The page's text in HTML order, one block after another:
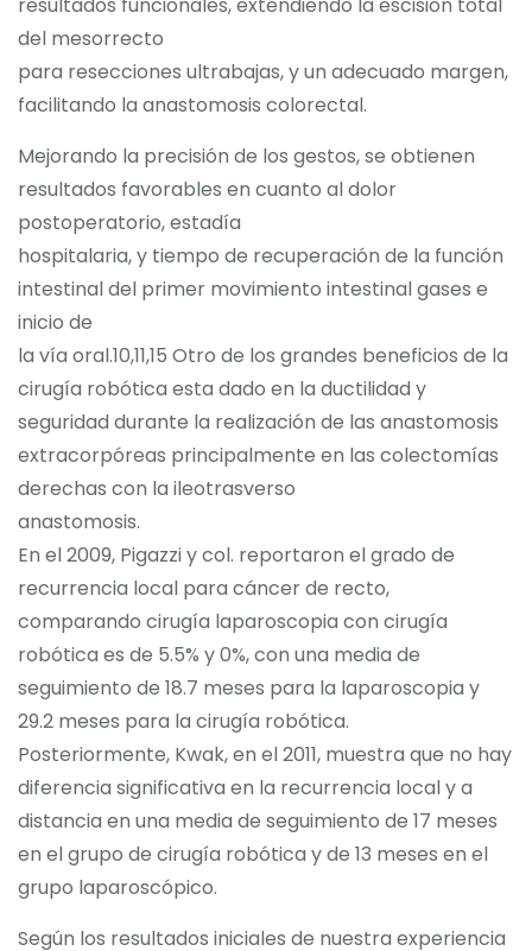
del mesorrecto
para resecciones ultrabajas, y un adecuado margen,
facilitando la anastomosis colorectal.
Mejorando la precisión de los gestos, se obtienen
resultados favorables en cuanto al dolor
postoperatorio, estadía
hospitalaria, y tiempo de recuperación de la función
intestinal del primer movimiento intestinal gases e
inicio de
la vía oral.10,11,15 Otro de los grandes beneficios de la
cirugía robótica esta dado en la ductilidad y
seguridad durante la realización de las anastomosis
extracorpóreas principalmente en las colectomías
derechas con la ileotrasverso
anastomosis.
En el 2009, Pigazzi y col. reportaron el grado de
recurrencia local para cáncer de recto,
comparando cirugía laparoscopia con cirugía
robótica es de 5.5% y 0%, con una media de
seguimiento de 18.7 meses para la laparoscopia y
29.2 meses para la cirugía robótica.
Posteriormente, Kwak, en el 2011, muestra que no hay
diferencia significativa en la recurrencia local y a
distancia en una media de seguimiento de 17 meses
en el grupo de cirugía robótica y de 13 meses en el
grupo laparoscópico.
Según los resultados iniciales de nuestra experiencia